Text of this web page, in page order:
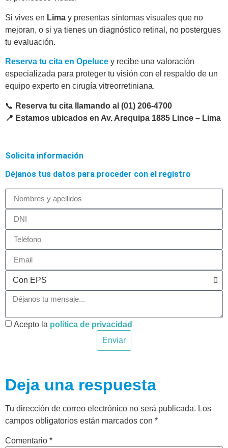
Si vives en Lima y presentas síntomas visuales que no
mejoran, o si ya tienes un diagnóstico retinal, no postergues
tu evaluación.
Reserva tu cita en Opeluce y recibe una valoración
especializada para proteger tu visión con el respaldo de un
equipo experto en cirugía vitreorretiniana.
📞 Reserva tu cita llamando al (01) 206-4700
📍 Estamos ubicados en Av. Arequipa 1885 Lince – Lima
Solicita información
Déjanos tus datos para proceder con el registro
Acepto la política de privacidad
Enviar
Deja una respuesta
Tu dirección de correo electrónico no será publicada. Los
campos obligatorios están marcados con *
Comentario *